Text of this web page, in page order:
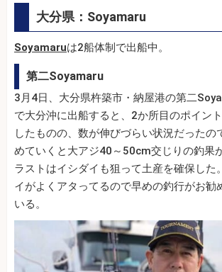
大分県：Soyamaru
Soyamaruは2船体制で出船中。
第二Soyamaru
3月4日、大分県杵築市・納屋港の第二
で大分沖に出船すると、2か所目のポイン
したものの、数が伸びづらい状況だったの
めていくと大アジ40～50cm交じりの釣果
ラストはイシダイも狙って土産を確保した
イがよくアタってるので早めの釣行がお勧
いる。